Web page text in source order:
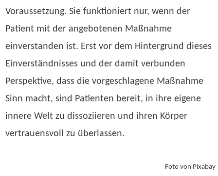
Voraussetzung. Sie funktioniert nur, wenn der
Patient mit der angebotenen Maßnahme
einverstanden ist. Erst vor dem Hintergrund dieses
Einverständnisses und der damit verbunden
Perspektive, dass die vorgeschlagene Maßnahme
Sinn macht, sind Patienten bereit, in ihre eigene
innere Welt zu dissoziieren und ihren Körper
vertrauensvoll zu überlassen.
Foto von Pixabay